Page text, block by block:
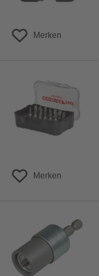
Merken
Merken